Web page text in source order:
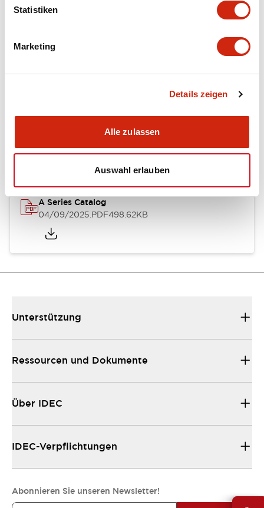
Statistiken
Marketing
Details zeigen
Alle zulassen
Auswahl erlauben
Mechanical Specifications
Mounting and Installation Specifications
Dokumente und Dateien
Kataloge & Broschüren CAD-Dateien Genehmigungen &
A Series Catalog
04/09/2025.PDF498.62KB
Unterstützung
Ressourcen und Dokumente
Über IDEC
IDEC-Verpflichtungen
Abonnieren Sie unseren Newsletter!